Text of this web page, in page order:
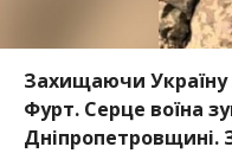
Захищаючи Україну
Фурт. Серце воїна
Дніпропетровщині.